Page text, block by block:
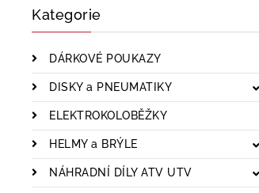
Kategorie
DÁRKOVÉ POUKAZY
DISKY a PNEUMATIKY
ELEKTROKOLOBĚŽKY
HELMY a BRÝLE
NÁHRADNÍ DÍLY ATV UTV